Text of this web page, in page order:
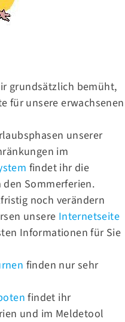
grundsätzlich bemüht,
für unsere erwachsenen
unserer
im
findet ihr die
Sommerferien.
noch verändern
unsere Internetseite
Informationen für Sie
finden nur sehr
findet ihr
und im Meldetool